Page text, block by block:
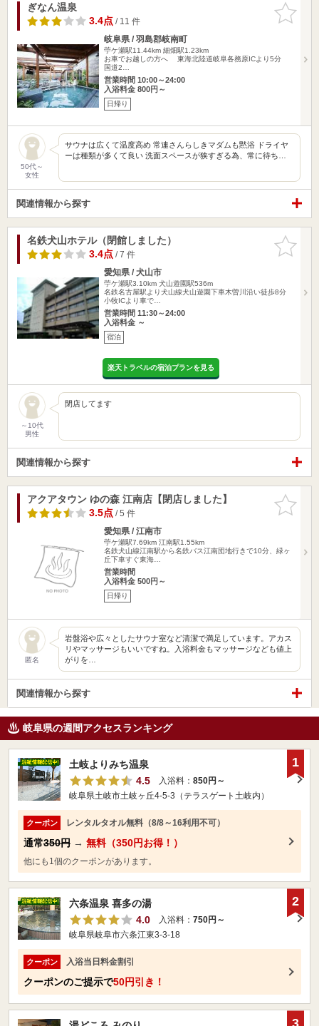
お気に入
りに追加
ぎなん温泉
3.4点/ 11 件
岐阜県 / 羽島郡岐南町
苧ケ瀬駅11.44km 細畑駅1.23km
お車でお越しの方へ 東海北陸道岐阜各務原ICより5分
国道2…
営業時間 10:00～24:00
入浴料金 800円～
日帰り
50代～
女性
サウナは広くて温度高め 常連さんらしきマダムも黙浴 ドライヤ
ーは種類が多くて良い 洗面スペースが狭すぎる為、常に待ち…
関連情報から探す
お気に入
りに追加
名鉄犬山ホテル（閉館しました）
3.4点/ 7 件
愛知県 / 犬山市
苧ケ瀬駅3.10km 犬山遊園駅536m
名鉄名古屋駅より犬山線犬山遊園下車木曽川沿い徒歩8分
小牧ICより車で…
営業時間 11:30～24:00
入浴料金 ～
宿泊
楽天トラベルの宿泊プランを見る
～10代
男性
閉店してます
関連情報から探す
お気に入
りに追加
アクアタウン ゆの森 江南店【閉店しました】
3.5点/ 5 件
愛知県 / 江南市
苧ケ瀬駅7.69km 江南駅1.55km
名鉄犬山線江南駅から名鉄バス江南団地行きで10分、緑ヶ
丘下車すぐ東海…
営業時間
入浴料金 500円～
日帰り
匿名
岩盤浴や広々としたサウナ室など清潔で満足しています。アカス
リやマッサージもいいですね。入浴料金もマッサージなども値上
がりを…
関連情報から探す
岐阜県の週間アクセスランキング
土岐よりみち温泉
4.5
入浴料： 850円～
岐阜県土岐市土岐ヶ丘4-5-3（テラスゲート土岐内）
クーポン レンタルタオル無料（8/8～16利用不可）
通常350円 → 無料（350円お得！）
他にも1個のクーポンがあります。
1
六条温泉 喜多の湯
4.0
入浴料： 750円～
岐阜県岐阜市六条江東3-3-18
クーポン 入浴当日料金割引
クーポンのご提示で50円引き！
2
3